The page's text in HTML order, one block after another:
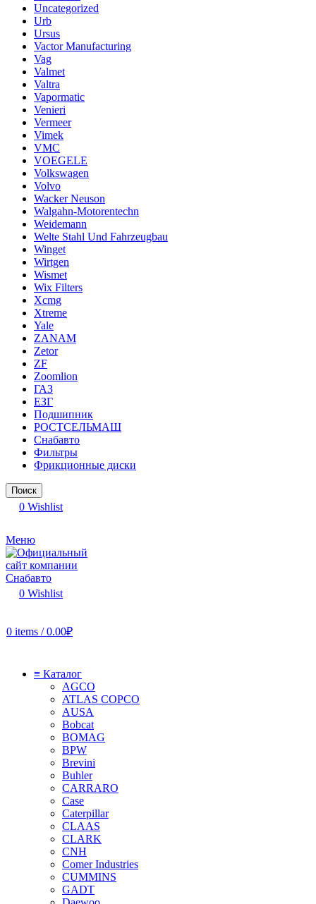
Uncategorized
Urb
Ursus
Vactor Manufacturing
Vag
Valmet
Valtra
Vapormatic
Venieri
Vermeer
Vimek
VMC
VOEGELE
Volkswagen
Volvo
Wacker Neuson
Walgahn-Motorentechn
Weidemann
Welte Stahl Und Fahrzeugbau
Winget
Wirtgen
Wismet
Wix Filters
Xcmg
Xtreme
Yale
ZANAM
Zetor
ZF
Zoomlion
ГАЗ
ЕЗГ
Подшипник
РОСТСЕЛЬМАШ
Снабавто
Фильтры
Фрикционные диски
Поиск
0 Wishlist
Меню
0 Wishlist
0 items / 0.00₽
≡ Каталог
AGCO
ATLAS COPCO
AUSA
Bobcat
BOMAG
BPW
Brevini
Buhler
CARRARO
Case
Caterpillar
CLAAS
CLARK
CNH
Comer Industries
CUMMINS
GADT